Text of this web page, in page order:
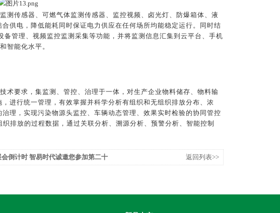
测传感器、可燃气体监测传感器、监控视频、卤光灯、防爆箱体、液
供电，降低能耗同时保证电力供应在任何场所均能稳定运行。同时结
管理、视频监控监测采集等功能，并将监测信息汇集到云平台、手机
智能化水平。
术要求，集监测、管控、治理于一体，对生产企业物料储存、物料输
进行统一管理，有效掌握并科学分析有组织和无组织排放分布、浓
理，实现污染物源头监控、车辆动态管理、效果实时检验的协同管控
排放的过程数据，通过关联分析、溯源分析、预警分析、智能控制
会倒计时 智易时代诚邀您参加第二十
返回列表>>